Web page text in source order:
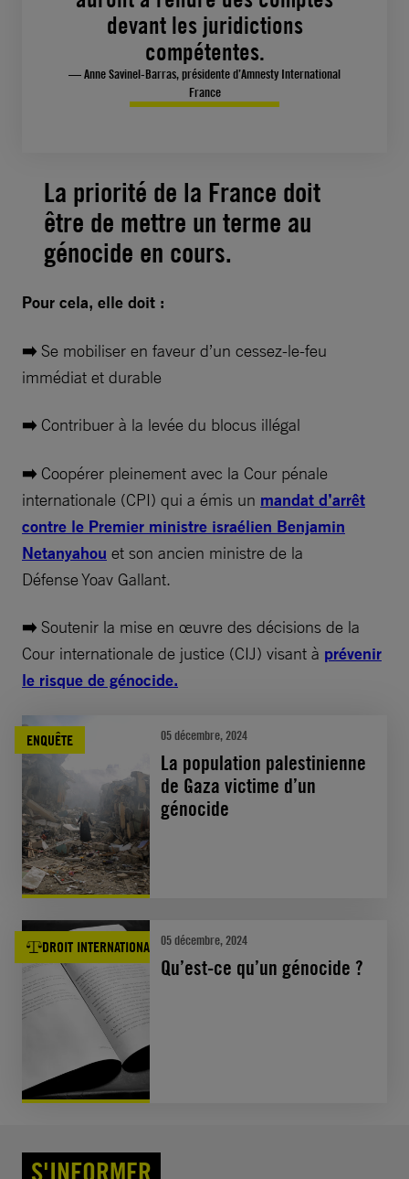
devant les juridictions
compétentes.
— Anne Savinel-Barras, présidente d’Amnesty International
France
La priorité de la France doit
être de mettre un terme au
génocide en cours.
Pour cela, elle doit :
➡️ Se mobiliser en faveur d’un cessez-le-feu
immédiat et durable
➡️ Contribuer à la levée du blocus illégal
➡️ Coopérer pleinement avec la Cour pénale
internationale (CPI) qui a émis un mandat d’arrêt
contre le Premier ministre israélien Benjamin
Netanyahou et son ancien ministre de la
Défense Yoav Gallant.
➡️ Soutenir la mise en œuvre des décisions de la
Cour internationale de justice (CIJ) visant à prévenir
le risque de génocide.
ENQUÊTE 05 décembre, 2024
La population palestinienne
de Gaza victime d’un
génocide
DROIT INTERNATIONAL 05 décembre, 2024
Qu’est-ce qu’un génocide ?
S'INFORMER